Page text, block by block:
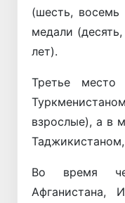
(шесть,
медали
лет).
Третье место
взрослые), а в
Во время
Афганистана,